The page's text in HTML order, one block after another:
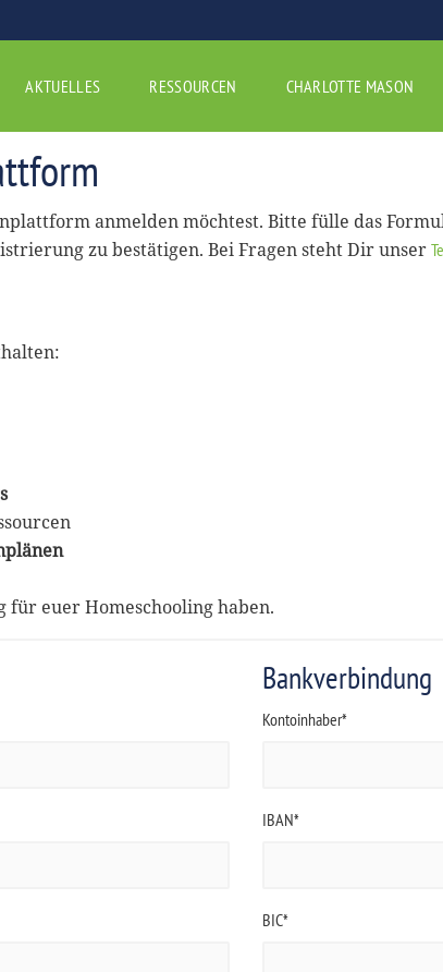
AKTUELLES RESSOURCEN CHARLOTTE MASON
anmelden möchtest. Bitte fülle das
zu bestätigen. Bei Fragen steht Dir unser
für euer Homeschooling haben.
Bankverbindung
Kontoinhaber*
IBAN*
BIC*